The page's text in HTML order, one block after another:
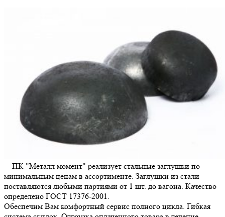
ПК "Металл момент" реализует стальные заглушки по
минимальным ценам в ассортименте. Заглушки из стали
поставляются любыми партиями от 1 шт. до вагона. Качество
определено ГОСТ 17376-2001.
Обеспечим Вам комфортный сервис полного цикла. Гибкая